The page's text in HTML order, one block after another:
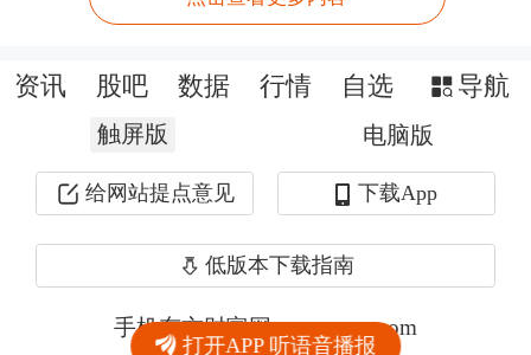
打开APP 听语音播报
资讯 股吧 数据 行情 自选 导航
触屏版 电脑版
给网站提点意见 下载App
低版本下载指南
手机东方财富网 eastmoney.com